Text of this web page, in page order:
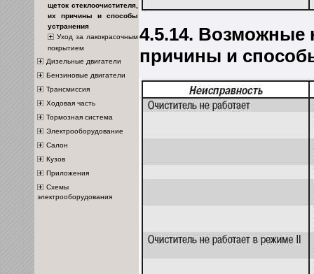
щеток стеклоочистителя,
их причины и способы
устранения
Уход за лакокрасочным
покрытием
Дизельные двигатели
Бензиновые двигатели
Трансмиссия
Ходовая часть
Тормозная система
Электрооборудование
Салон
Кузов
Приложения
Схемы
электрооборудования
4.5.14. Возможные
причины и